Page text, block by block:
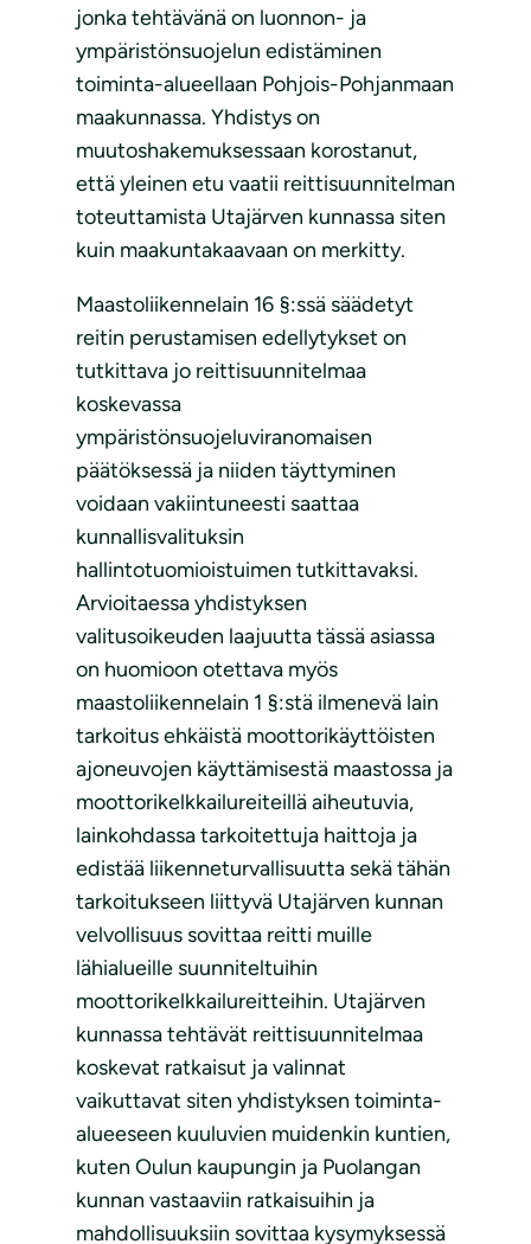
jonka tehtävänä on luonnon- ja
ympäristönsuojelun edistäminen
toiminta-alueellaan Pohjois-Pohjanmaan
maakunnassa. Yhdistys on
muutoshakemuksessaan korostanut,
että yleinen etu vaatii reittisuunnitelman
toteuttamista Utajärven kunnassa siten
kuin maakuntakaavaan on merkitty.
Maastoliikennelain 16 §:ssä säädetyt
reitin perustamisen edellytykset on
tutkittava jo reittisuunnitelmaa
koskevassa
ympäristönsuojeluviranomaisen
päätöksessä ja niiden täyttyminen
voidaan vakiintuneesti saattaa
kunnallisvalituksin
hallintotuomioistuimen tutkittavaksi.
Arvioitaessa yhdistyksen
valitusoikeuden laajuutta tässä asiassa
on huomioon otettava myös
maastoliikennelain 1 §:stä ilmenevä lain
tarkoitus ehkäistä moottorikäyttöisten
ajoneuvojen käyttämisestä maastossa ja
moottorikelkkailureiteillä aiheutuvia,
lainkohdassa tarkoitettuja haittoja ja
edistää liikenneturvallisuutta sekä tähän
tarkoitukseen liittyvä Utajärven kunnan
velvollisuus sovittaa reitti muille
lähialueille suunniteltuihin
moottorikelkkailureitteihin. Utajärven
kunnassa tehtävät reittisuunnitelmaa
koskevat ratkaisut ja valinnat
vaikuttavat siten yhdistyksen toiminta-
alueeseen kuuluvien muidenkin kuntien,
kuten Oulun kaupungin ja Puolangan
kunnan vastaaviin ratkaisuihin ja
mahdollisuuksiin sovittaa kysymyksessä